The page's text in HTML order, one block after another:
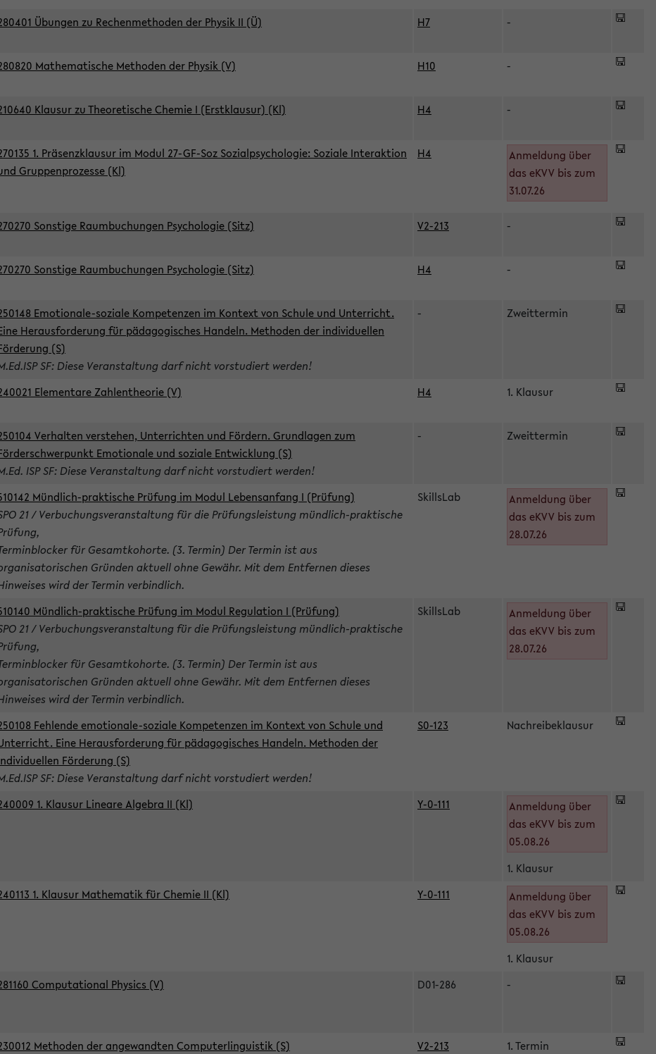
Übungen zu Rechenmethoden der Physik II (Ü) H7 -
Mathematische Methoden der Physik (V) H10 -
Klausur zu Theoretische Chemie I (Erstklausur) (Kl) H4 -
1. Präsenzklausur im Modul 27-GF-Soz Sozialpsychologie: Soziale Interaktion
Gruppenprozesse (Kl)
H4
Anmeldung über
das eKVV bis zum
31.07.26
Sonstige Raumbuchungen Psychologie (Sitz) V2-213 -
Sonstige Raumbuchungen Psychologie (Sitz) H4 -
Emotionale-soziale Kompetenzen im Kontext von Schule und Unterricht.
Herausforderung für pädagogisches Handeln. Methoden der individuellen
(S)
SF: Diese Veranstaltung darf nicht vorstudiert werden!
- Zweittermin
Elementare Zahlentheorie (V) H4 1. Klausur
Verhalten verstehen, Unterrichten und Fördern. Grundlagen zum
Emotionale und soziale Entwicklung (S)
ISP SF: Diese Veranstaltung darf nicht vorstudiert werden!
- Zweittermin
Mündlich-praktische Prüfung im Modul Lebensanfang I (Prüfung)
21 / Verbuchungsveranstaltung für die Prüfungsleistung mündlich-praktische
für Gesamtkohorte. (3. Termin) Der Termin ist aus
Gründen aktuell ohne Gewähr. Mit dem Entfernen dieses
wird der Termin verbindlich.
SkillsLab
Anmeldung über
das eKVV bis zum
28.07.26
Mündlich-praktische Prüfung im Modul Regulation I (Prüfung)
21 / Verbuchungsveranstaltung für die Prüfungsleistung mündlich-praktische
für Gesamtkohorte. (3. Termin) Der Termin ist aus
Gründen aktuell ohne Gewähr. Mit dem Entfernen dieses
wird der Termin verbindlich.
SkillsLab
Anmeldung über
das eKVV bis zum
28.07.26
Fehlende emotionale-soziale Kompetenzen im Kontext von Schule und
Eine Herausforderung für pädagogisches Handeln. Methoden der
Förderung (S)
SF: Diese Veranstaltung darf nicht vorstudiert werden!
S0-123 Nachreibeklausur
1. Klausur Lineare Algebra II (Kl) Y-0-111
Anmeldung über
das eKVV bis zum
05.08.26
1. Klausur
1. Klausur Mathematik für Chemie II (Kl) Y-0-111
Anmeldung über
das eKVV bis zum
05.08.26
1. Klausur
Computational Physics (V) D01-286 -
Methoden der angewandten Computerlinguistik (S) V2-213 1. Termin